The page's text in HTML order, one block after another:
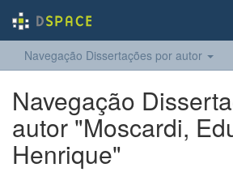
Navegação Dissertações por autor
Navegação
autor "Moscardi,
Henrique"